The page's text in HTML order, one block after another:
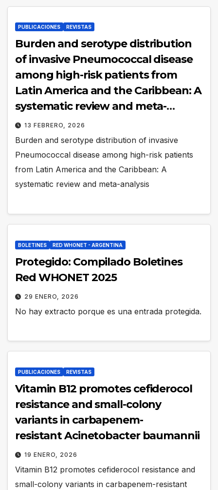
PUBLICACIONES REVISTAS
Burden and serotype distribution
of invasive Pneumococcal disease
among high-risk patients from
Latin America and the Caribbean: A
systematic review and meta-
analysis
13 FEBRERO, 2026
Burden and serotype distribution of invasive
Pneumococcal disease among high-risk patients
from Latin America and the Caribbean: A
systematic review and meta-analysis
BOLETINES RED WHONET - ARGENTINA
Protegido: Compilado Boletines
Red WHONET 2025
29 ENERO, 2026
No hay extracto porque es una entrada protegida.
PUBLICACIONES REVISTAS
Vitamin B12 promotes cefiderocol
resistance and small-colony
variants in carbapenem-
resistant Acinetobacter baumannii
19 ENERO, 2026
Vitamin B12 promotes cefiderocol resistance and
small-colony variants in carbapenem-resistant